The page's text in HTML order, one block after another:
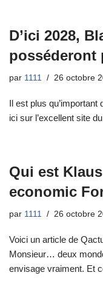
D’ici 2028,
posséderont
par 1111 26 octobre
Il est plus qu’important
ici sur l’excellent site
Qui est
economic
par 1111 26 octobre
Voici un article de
Monsieur… deux
envisage vraiment. Et